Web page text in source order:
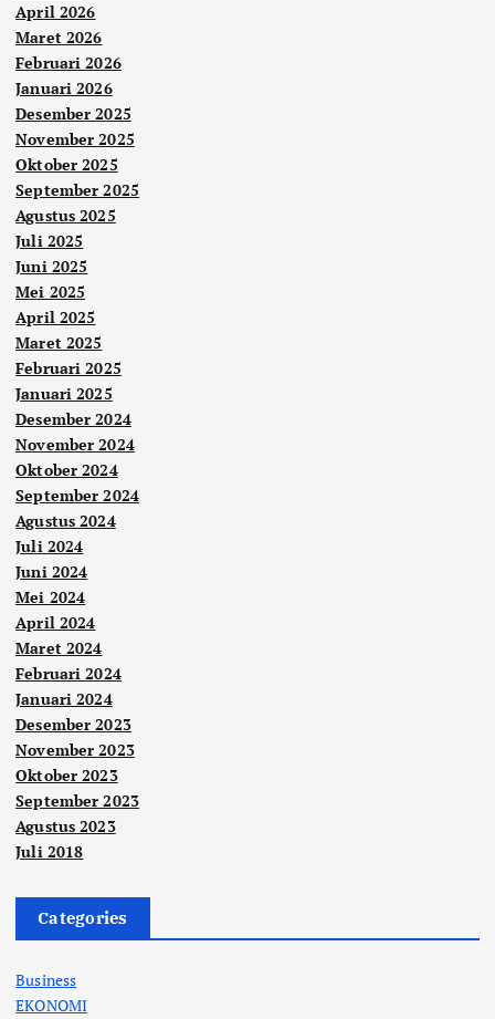
April 2026
Maret 2026
Februari 2026
Januari 2026
Desember 2025
November 2025
Oktober 2025
September 2025
Agustus 2025
Juli 2025
Juni 2025
Mei 2025
April 2025
Maret 2025
Februari 2025
Januari 2025
Desember 2024
November 2024
Oktober 2024
September 2024
Agustus 2024
Juli 2024
Juni 2024
Mei 2024
April 2024
Maret 2024
Februari 2024
Januari 2024
Desember 2023
November 2023
Oktober 2023
September 2023
Agustus 2023
Juli 2018
Categories
Business
EKONOMI